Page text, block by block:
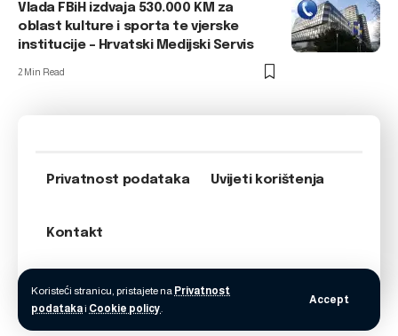
Koristeći stranicu, pristajete na Privatnost
podatakai Cookie policy.
Accept
Vlada FBiH izdvaja 530.000 KM za
oblast kulture i sporta te vjerske
institucije – Hrvatski Medijski Servis
2 Min Read
Privatnost podataka Uvijeti korištenja
Kontakt